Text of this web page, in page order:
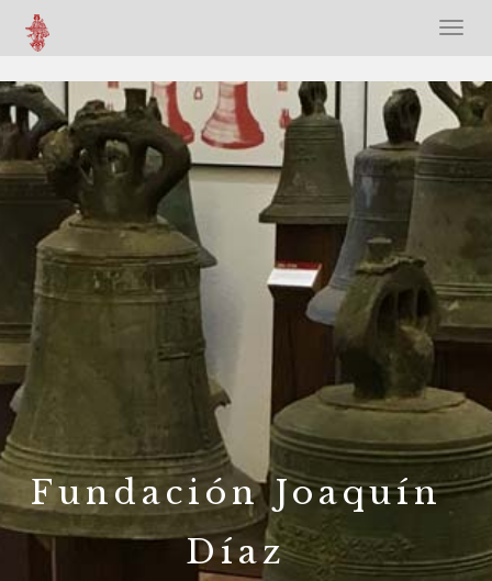
Fundación Joaquín
Díaz